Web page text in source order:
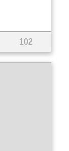
102